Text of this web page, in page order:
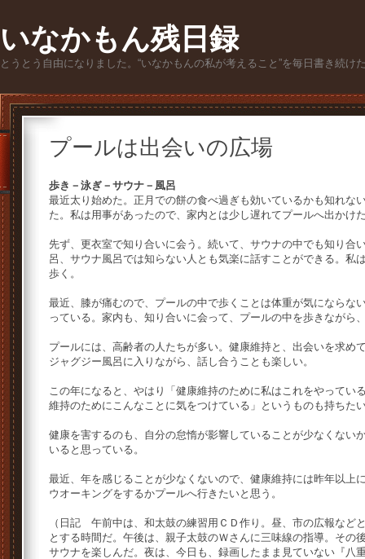
いなかもん残日録
とうとう自由になりました。“いなかもんの私が考えること”を毎日書き続け
プールは出会いの広場
歩き－泳ぎ－サウナ－風呂
最近太り始めた。正月での餅の食べ過ぎも効いているかも知れな
た。私は用事があったので、家内とは少し遅れてプールへ出かけ
先ず、更衣室で知り合いに会う。続いて、サウナの中でも知り合
呂、サウナ風呂では知らない人とも気楽に話すことができる。私
歩く。
最近、膝が痛むので、プールの中で歩くことは体重が気にならな
っている。家内も、知り合いに会って、プールの中を歩きながら
プールには、高齢者の人たちが多い。健康維持と、出会いを求め
ジャグジー風呂に入りながら、話し合うことも楽しい。
この年になると、やはり「健康維持のために私はこれをやってい
維持のためにこんなことに気をつけている」というものも持ちた
健康を害するのも、自分の怠惰が影響していることが少なくない
いると思っている。
最近、年を感じることが少なくないので、健康維持には昨年以上
ウオーキングをするかプールへ行きたいと思う。
（日記 午前中は、和太鼓の練習用ＣＤ作り。昼、市の広報など
とする時間だ。午後は、親子太鼓のＷさんに三味線の指導。その
サウナを楽しんだ。夜は、今日も、録画したまま見ていない『八